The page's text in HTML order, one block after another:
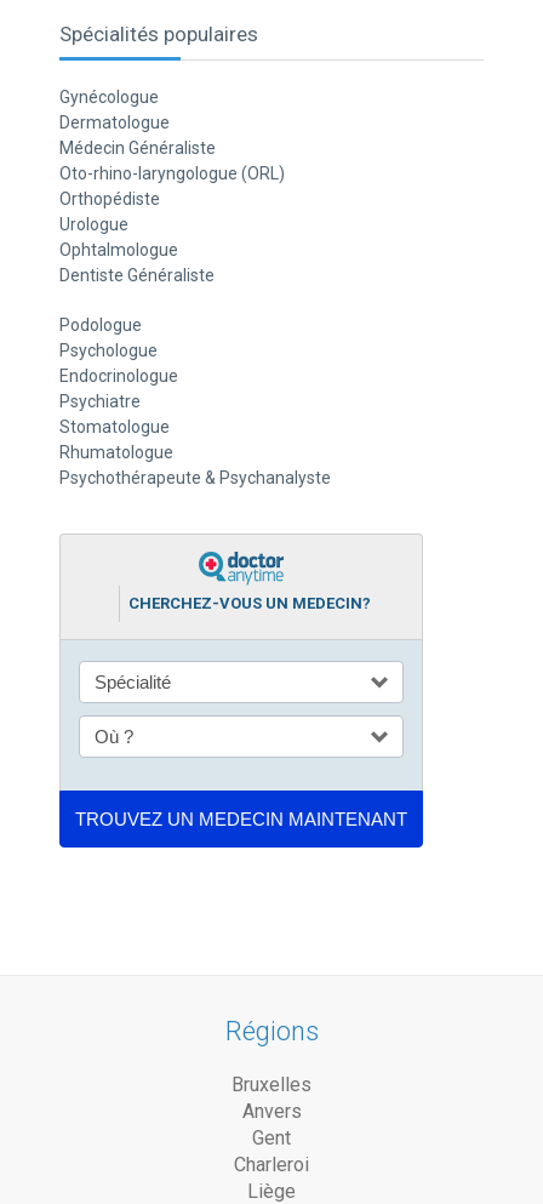
Spécialités populaires
Gynécologue
Dermatologue
Médecin Généraliste
Oto-rhino-laryngologue (ORL)
Orthopédiste
Urologue
Ophtalmologue
Dentiste Généraliste
Podologue
Psychologue
Endocrinologue
Psychiatre
Stomatologue
Rhumatologue
Psychothérapeute & Psychanalyste
CHERCHEZ-VOUS UN MEDECIN?
Régions
Bruxelles
Anvers
Gent
Charleroi
Liège